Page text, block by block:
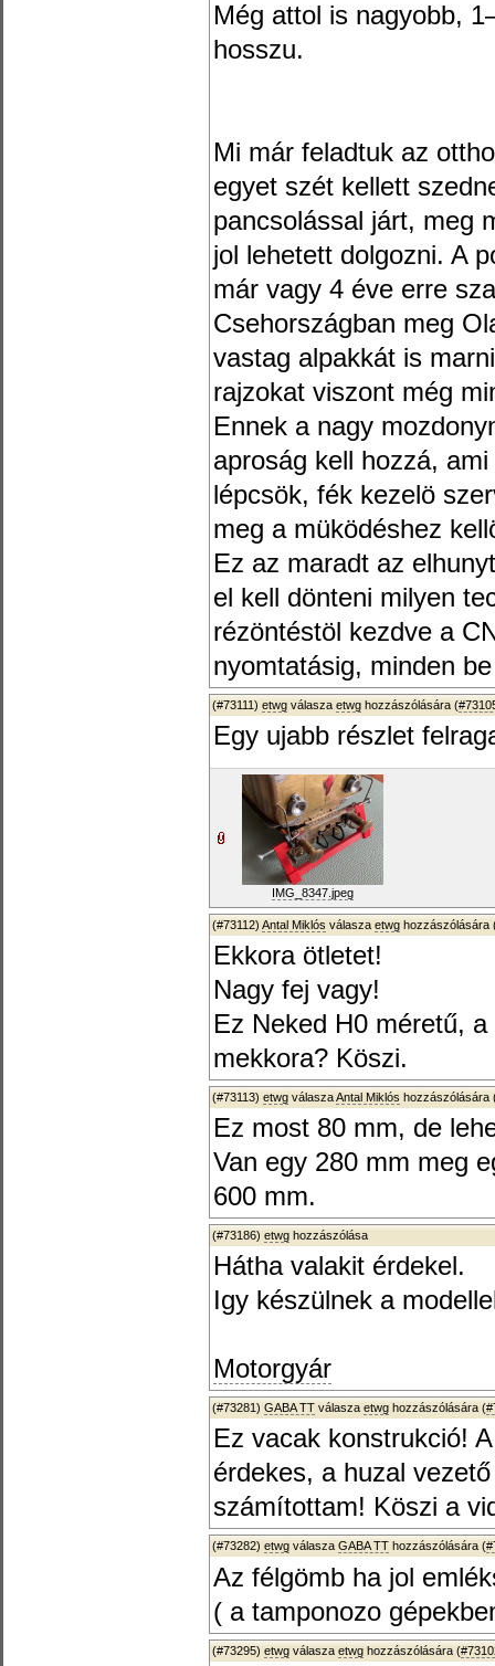
Még attol is nagyobb,
hosszu.
Mi már feladtuk az
egyet szét kellett
pancsolással járt, meg
jol lehetett dolgozni. A
már vagy 4 éve erre
Csehországban meg
vastag alpakkát is
rajzokat viszont még
Ennek a nagy
aproság kell hozzá,
lépcsök, fék kezelö
meg a müködéshez
Ez az maradt az
el kell dönteni milyen
rézöntéstöl kezdve a
nyomtatásig, minden
(#73111) etwg válasza etwg hozzászólására (
Egy ujabb részlet
IMG_8347.jpeg
(#73112) Antal Miklós válasza etwg hozzászólására
Ekkora ötletet!
Nagy fej vagy!
Ez Neked H0 méretű,
mekkora? Köszi.
(#73113) etwg válaszaAntal Miklós hozzászólására
Ez most 80 mm, de
Van egy 280 mm meg
600 mm.
(#73186) etwg hozzászólása
Hátha valakit érdekel.
Igy készülnek a
Motorgyár
(#73281) GABA TT válasza etwg hozzászólására (
Ez vacak konstrukció!
érdekes, a huzal
számítottam! Köszi a
(#73282) etwg válasza GABA TT hozzászólására (
Az félgömb ha jol
( a tamponozo
(#73295) etwg válasza etwg hozzászólására (